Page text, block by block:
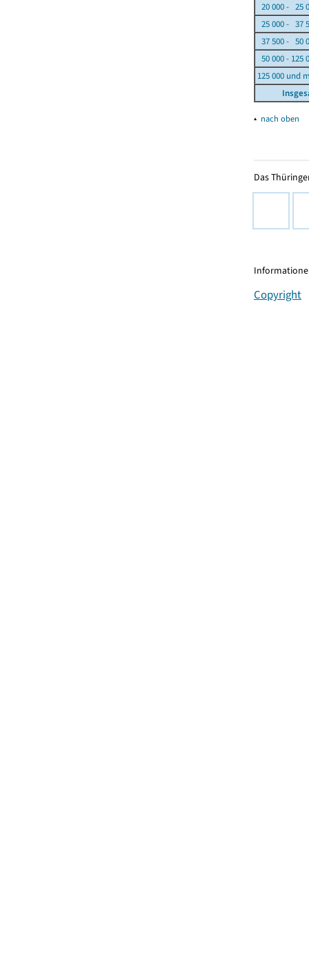
20 000 - 25
25 000 - 37
37 500 - 50
50 000 - 125
125 000 und
▴ nach oben
Das
Copyright